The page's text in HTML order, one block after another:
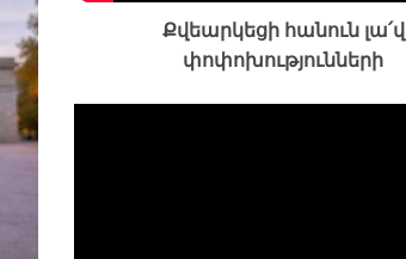
Քվեարկեցի հանուն լա՛վ
փոփոխությունների